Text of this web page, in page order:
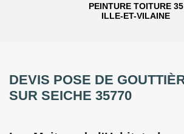
PEINTURE TOITURE 35
ILLE-ET-VILAINE
DEVIS POSE DE
SUR SEICHE 35770